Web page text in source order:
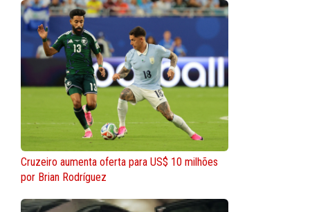
Cruzeiro aumenta oferta para US$ 10 milhões
por Brian Rodríguez